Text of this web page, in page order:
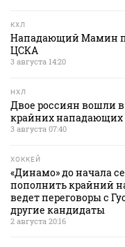
КХЛ
Нападающий Мамин
ЦСКА
3 августа 14:20
НХЛ
Двое россиян вошли
крайних
3 августа 07:40
ХОККЕЙ
«Динамо» до начала
пополнить крайний
ведет переговоры с
другие кандидаты
2 августа 20:16